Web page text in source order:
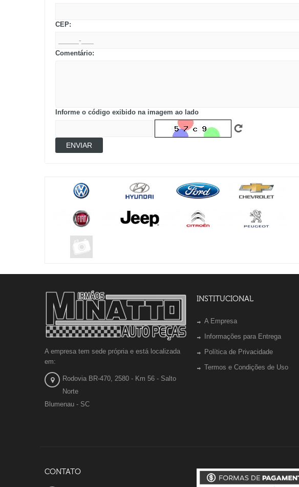
CEP:
Comentário:
Informe o código exibido na imagem ao lado
ENVIAR
A empresa tem sede própria e está localizada
em:
Rodovia BR-470, 2580 - Km 56 - Salto
Norte
Blumenau - SC
INSTITUCIONAL
A Empresa
Informações para Entrega
Política de Privacidade
Termos e Condições de Uso
CONTATO